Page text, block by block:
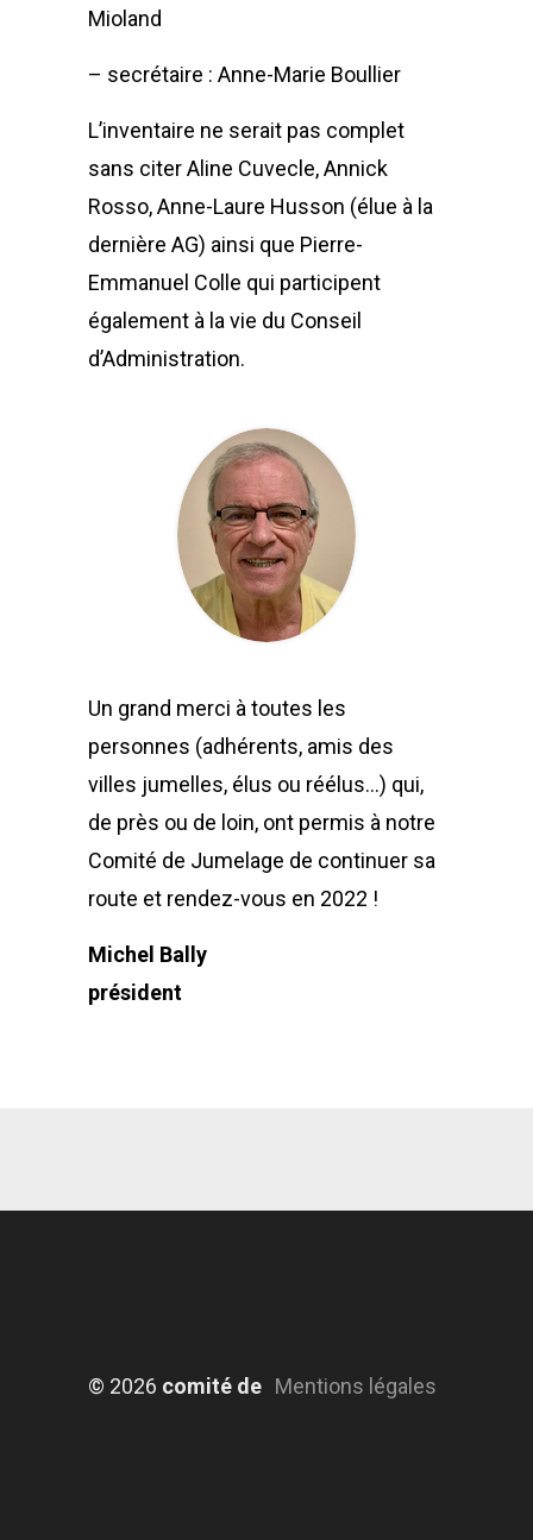
Mioland
– secrétaire : Anne-Marie Boullier
L’inventaire ne serait pas complet
sans citer Aline Cuvecle, Annick
Rosso, Anne-Laure Husson (élue à la
dernière AG) ainsi que Pierre-
Emmanuel Colle qui participent
également à la vie du Conseil
d’Administration.
Un grand merci à toutes les
personnes (adhérents, amis des
villes jumelles, élus ou réélus…) qui,
de près ou de loin, ont permis à notre
Comité de Jumelage de continuer sa
route et rendez-vous en 2022 !
Michel Bally
président
© 2026 comité de Mentions légales